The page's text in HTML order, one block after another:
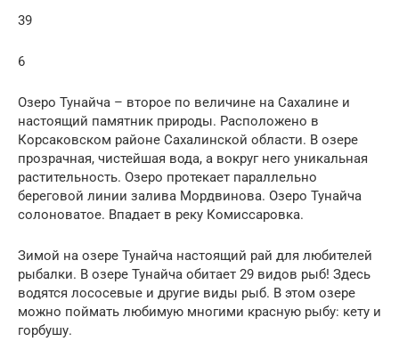
39
6
Озеро Тунайча – второе по величине на Сахалине и
настоящий памятник природы. Расположено в
Корсаковском районе Сахалинской области. В озере
прозрачная, чистейшая вода, а вокруг него уникальная
растительность. Озеро протекает параллельно
береговой линии залива Мордвинова. Озеро Тунайча
солоноватое. Впадает в реку Комиссаровка.
Зимой на озере Тунайча настоящий рай для любителей
рыбалки. В озере Тунайча обитает 29 видов рыб! Здесь
водятся лососевые и другие виды рыб. В этом озере
можно поймать любимую многими красную рыбу: кету и
горбушу.